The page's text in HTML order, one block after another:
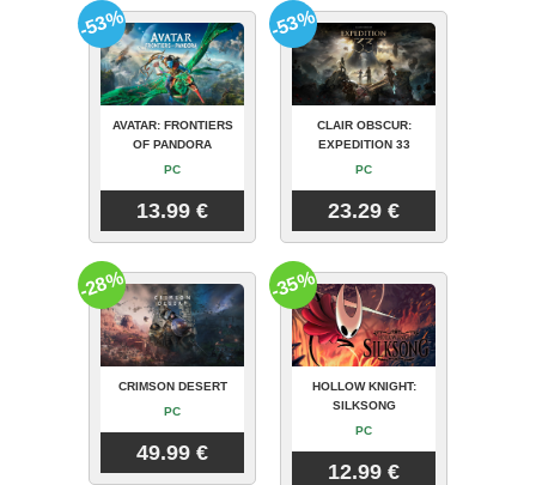
AVATAR: FRONTIERS
OF PANDORA
PC
13.99 €
-53%
CLAIR OBSCUR:
EXPEDITION 33
PC
23.29 €
-53%
CRIMSON DESERT
PC
49.99 €
-28%
HOLLOW KNIGHT:
SILKSONG
PC
12.99 €
-35%